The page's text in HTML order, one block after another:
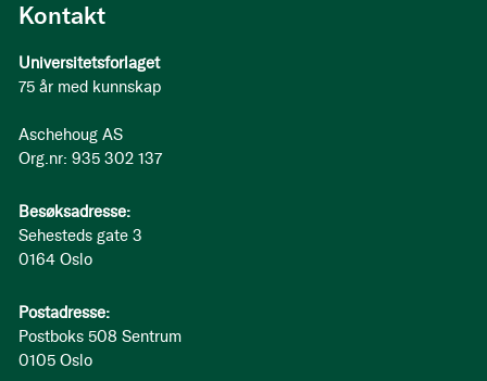
Kontakt
Universitetsforlaget
75 år med kunnskap
Aschehoug AS
Org.nr: 935 302 137
Besøksadresse:
Sehesteds gate 3
0164 Oslo
Postadresse:
Postboks 508 Sentrum
0105 Oslo